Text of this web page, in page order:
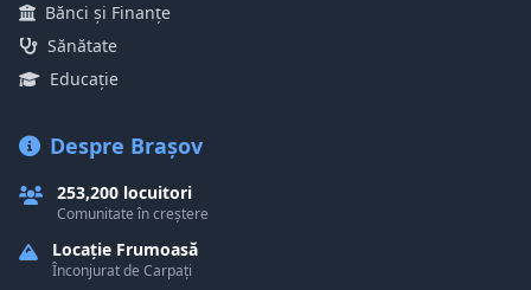
Bănci și Finanțe
Sănătate
Educație
Despre Brașov
253,200 locuitori
Comunitate în creștere
Locație Frumoasă
Înconjurat de Carpați